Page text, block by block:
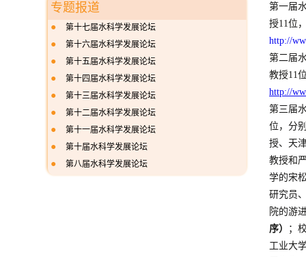
专题报道
● 第十七届水科学发展论坛
● 第十六届水科学发展论坛
● 第十五届水科学发展论坛
● 第十四届水科学发展论坛
● 第十三届水科学发展论坛
● 第十二届水科学发展论坛
● 第十一届水科学发展论坛
● 第十届水科学发展论坛
● 第八届水科学发展论坛
第一届
授11位
http://
第二届
教授11
http://
第三届
位，分
授、天
教授和
学的宋
研究员
院的游
序）
；
工业大